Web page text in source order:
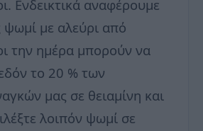
Ενδεικτικά αναφέρουμε
ψωμί με αλεύρι από
την ημέρα μπορούν να
το 20 % των
μας σε θειαμίνη και
λοιπόν ψωμί σε